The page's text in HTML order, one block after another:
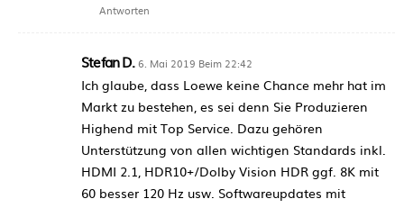
Antworten
Stefan D. 6. Mai 2019 Beim 22:42
Ich glaube, dass Loewe keine Chance mehr hat im
Markt zu bestehen, es sei denn Sie Produzieren
Highend mit Top Service. Dazu gehören
Unterstützung von allen wichtigen Standards inkl.
HDMI 2.1, HDR10+/Dolby Vision HDR ggf. 8K mit
60 besser 120 Hz usw. Softwareupdates mit